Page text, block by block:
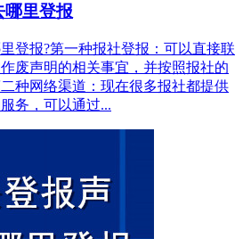
哪里登报
登报?第一种报社登报：可以直接联
废声明的相关事宜，并按照报社的
种网络渠道：现在很多报社都提供
务，可以通过...